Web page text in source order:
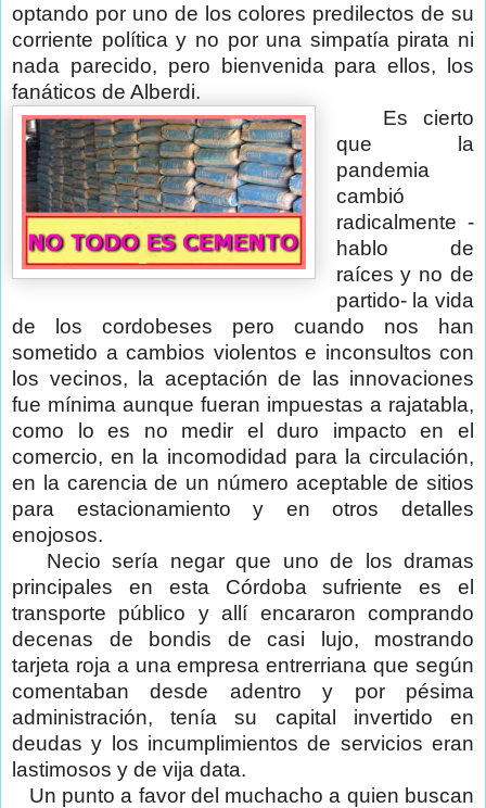
optando por uno de los colores predilectos de su
corriente política y no por una simpatía pirata ni
nada parecido, pero bienvenida para ellos, los
fanáticos de Alberdi.
Es cierto
que la
pandemia
cambió
radicalmente -
hablo de
raíces y no de
partido- la vida
de los cordobeses pero cuando nos han
sometido a cambios violentos e inconsultos con
los vecinos, la aceptación de las innovaciones
fue mínima aunque fueran impuestas a rajatabla,
como lo es no medir el duro impacto en el
comercio, en la incomodidad para la circulación,
en la carencia de un número aceptable de sitios
para estacionamiento y en otros detalles
enojosos.
Necio sería negar que uno de los dramas
principales en esta Córdoba sufriente es el
transporte público y allí encararon comprando
decenas de bondis de casi lujo, mostrando
tarjeta roja a una empresa entrerriana que según
comentaban desde adentro y por pésima
administración, tenía su capital invertido en
deudas y los incumplimientos de servicios eran
lastimosos y de vija data.
Un punto a favor del muchacho a quien buscan